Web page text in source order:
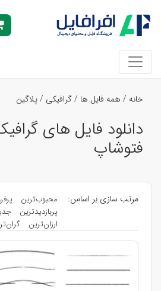
خانه / همه فایل ها /گرافیکی /پلاگین
دانلود فایل های
فتوشاپ
مرتب سازی بر اساس: محبوب‌ترین
پربازدیدترین
ارزان‌ترین